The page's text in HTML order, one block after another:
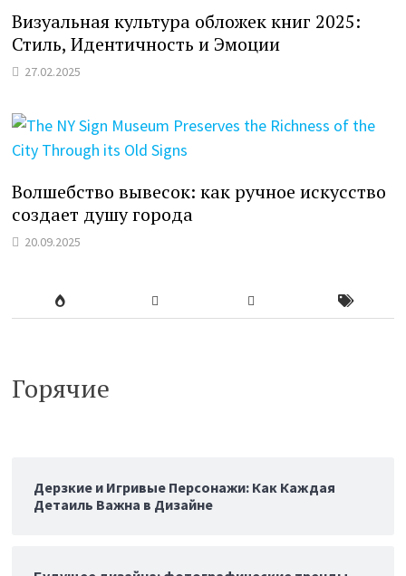
Визуальная культура обложек книг 2025:
Стиль, Идентичность и Эмоции
27.02.2025
Волшебство вывесок: как ручное искусство
создает душу города
20.09.2025
Горячие
Дерзкие и Игривые Персонажи: Как Каждая
Детаиль Важна в Дизайне